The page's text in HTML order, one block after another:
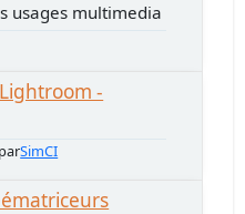
usages multimedia
-
parSimCI